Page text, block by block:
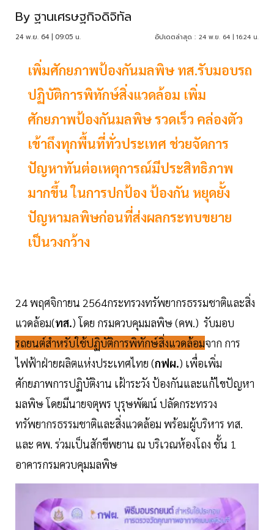
By ฐานเศรษฐกิจดิจิทัล
24 พ.ย. 64 | 09:05 น. อัปเดตล่าสุด : 24 พ.ย. 64 | 16:24 น.
เพิ่มศักยภาพป้องกันมลพิษ ทส.รับมอบรถ
ปฏิบัติการพิทักษ์สิ่งแวดล้อม เพิ่ม
ศักยภาพป้องกันมลพิษ รวดเร็ว คล่องตัว
เข้าถึงทุกพื้นที่ทั่วประเทศ ช่วยจัดการ
ปัญหาทันต่อเหตุการณ์มีประสิทธิภาพ
มากขึ้น ในการปกป้อง ป้องกัน หยุดยั้ง
ปัญหามลพิษก่อนที่ส่งผลกระทบขยาย
เป็นวงกว้าง
24 พฤศจิกายน 2564กระทรวงทรัพยากรธรรมชาติและสิ่ง
แวดล้อม(ทส.) โดย กรมควบคุมมลพิษ (คพ.) รับมอบ
รถยนต์สำหรับใช้ปฏิบัติการพิทักษ์สิ่งแวดล้อมจาก การ
ไฟฟ้าฝ่ายผลิตแห่งประเทศไทย (กฟผ.) เพื่อเพิ่ม
ศักยภาพการปฏิบัติงาน เฝ้าระวัง ป้องกันและแก้ไขปัญหา
มลพิษ โดยมีนายจตุพร บุรุษพัฒน์ ปลัดกระทรวง
ทรัพยากรธรรมชาติและสิ่งแวดล้อม พร้อมผู้บริหาร ทส.
และ คพ. ร่วมเป็นสักขีพยาน ณ บริเวณห้องโถง ชั้น 1
อาคารกรมควบคุมมลพิษ